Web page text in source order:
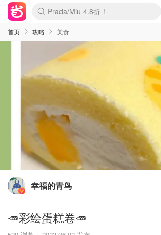
麦卢卡蜂蜜夏促！个位数！
Prada/Miu 4.8折！
啥？必胜客披萨5折！
首页 攻略 美食
幸福的青鸟
🥕彩绘蛋糕卷🥕